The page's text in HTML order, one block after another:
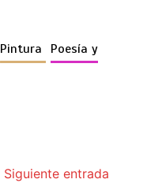
Pintura
Poesía y
Siguiente entrada